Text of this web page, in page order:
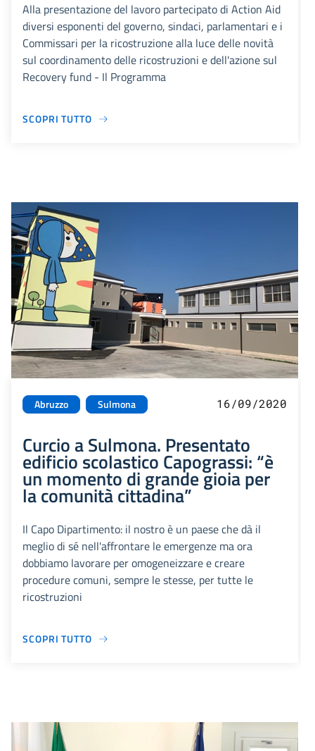
Alla presentazione del lavoro partecipato di Action Aid
diversi esponenti del governo, sindaci, parlamentari e i
Commissari per la ricostruzione alla luce delle novità
sul coordinamento delle ricostruzioni e dell'azione sul
Recovery fund - Il Programma
SCOPRI TUTTO
Abruzzo Sulmona 16/09/2020
Curcio a Sulmona. Presentato
edificio scolastico Capograssi: “è
un momento di grande gioia per
la comunità cittadina”
Il Capo Dipartimento: il nostro è un paese che dà il
meglio di sé nell'affrontare le emergenze ma ora
dobbiamo lavorare per omogeneizzare e creare
procedure comuni, sempre le stesse, per tutte le
ricostruzioni
SCOPRI TUTTO